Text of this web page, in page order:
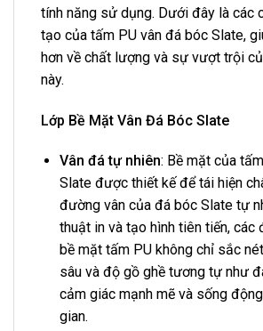
tính năng sử dụng. Dưới đây là các
tạo của tấm PU vân đá bóc Slate,
hơn về chất lượng và sự vượt trội
này.
Lớp Bề Mặt Vân Đá Bóc Slate
Vân đá tự nhiên: Bề mặt của
Slate được thiết kế để tái hiện
đường vân của đá bóc Slate tự
thuật in và tạo hình tiên tiến, các
bề mặt tấm PU không chỉ sắc
sâu và độ gồ ghề tương tự như
cảm giác mạnh mẽ và sống
gian.